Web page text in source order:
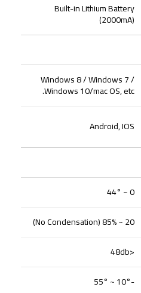
Built-in Lithium Battery
(2000mA)
Windows 8 / Windows 7 /
Windows 10/mac OS, etc.
Android, IOS
0 ~ 44°
20 ~ 85% (No Condensation)
<48db
-10° ~ 55°